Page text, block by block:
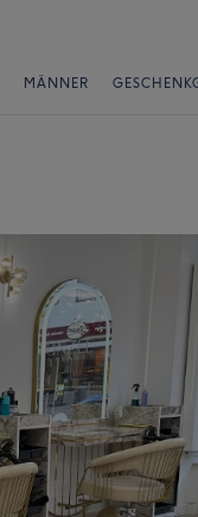
MÄNNER